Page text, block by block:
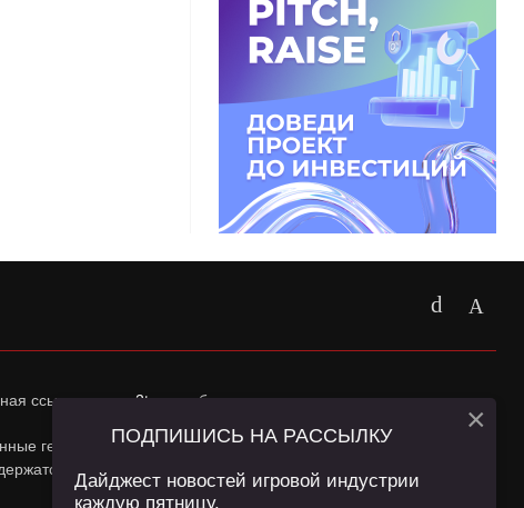
ссылка наapp2top.ruобязательна.
геолокации Пользователей сайта и сервис «Яндекс
в
Политике конфиденциальностии
ПОДПИШИСЬ НА РАССЫЛКУ
Дайджест новостей игровой индустрии
каждую пятницу.
×